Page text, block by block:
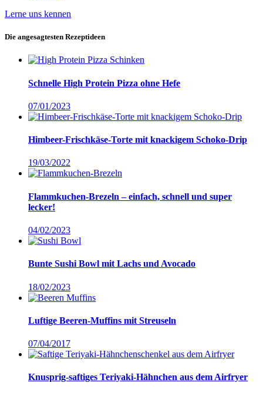
Lerne uns kennen
Die angesagtesten Rezeptideen
Schnelle High Protein Pizza ohne Hefe
07/01/2023
Himbeer-Frischkäse-Torte mit knackigem Schoko-Drip
19/03/2022
Flammkuchen-Brezeln – einfach, schnell und super
lecker!
04/02/2023
Bunte Sushi Bowl mit Lachs und Avocado
18/02/2023
Luftige Beeren-Muffins mit Streuseln
07/04/2017
Knusprig-saftiges Teriyaki-Hähnchen aus dem Airfryer